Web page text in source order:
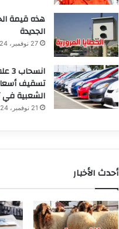
هذه قيمة
الجديدة
27 نوفمبر، 2024
تسقيف
الشعبية
21 نوفمبر، 2024
أحدث الأخبار